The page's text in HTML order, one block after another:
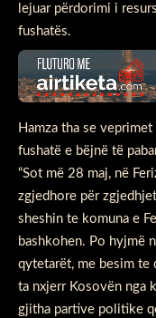
lejuar përdorimi i
fushatës.
Hamza tha se
fushatë e bëjnë të
“Sot më 28 maj, në
zgjedhore për
sheshin te komuna e
bashkohen. Po hyjmë
qytetarët, me besim te
ta nxjerr Kosovën nga
gjitha partive politike